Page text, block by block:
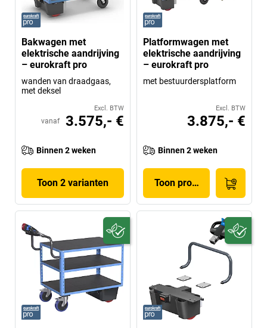
Bakwagen met
elektrische aandrijving
– eurokraft pro
wanden van draadgaas,
met deksel
Excl. BTW
vanaf 3.575,- €
Binnen 2 weken
Toon 2 varianten
Platformwagen met
elektrische aandrijving
– eurokraft pro
met bestuurdersplatform
Excl. BTW
3.875,- €
Binnen 2 weken
Toon product